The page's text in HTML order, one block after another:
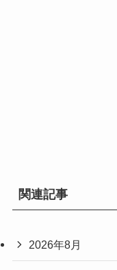
関連記事
2026年8月